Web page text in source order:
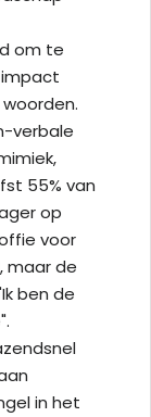
om te
verbale
55% van
op
voor
maar de
ben de
in het